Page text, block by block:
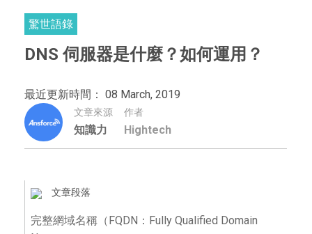
驚世語錄
DNS 伺服器是什麼？如何運用？
最近更新時間： 08 March, 2019
文章來源
知識力
作者
Hightech
文章段落
完整網域名稱（FQDN：Fully Qualified Domain